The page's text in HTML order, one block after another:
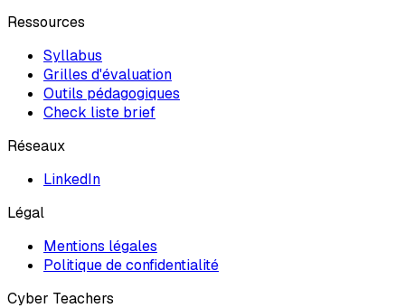
Ressources
Syllabus
Grilles d'évaluation
Outils pédagogiques
Check liste brief
Réseaux
LinkedIn
Légal
Mentions légales
Politique de confidentialité
Cyber Teachers